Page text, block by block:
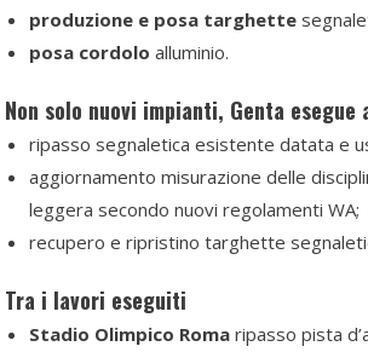
produzione e posa targhette
posa cordolo alluminio.
Non solo nuovi impianti, Genta esegue
ripasso segnaletica esistente datata e
aggiornamento misurazione delle
leggera secondo nuovi regolamenti WA;
recupero e ripristino targhette
Tra i lavori eseguiti
Stadio Olimpico Roma ripasso pista